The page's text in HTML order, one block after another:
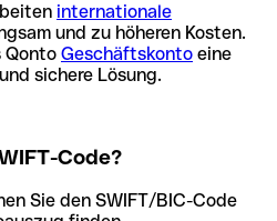
internationale
und zu höheren Kosten.
Qonto Geschäftskonto eine
sichere Lösung.
Code?
Sie den SWIFT/BIC-Code